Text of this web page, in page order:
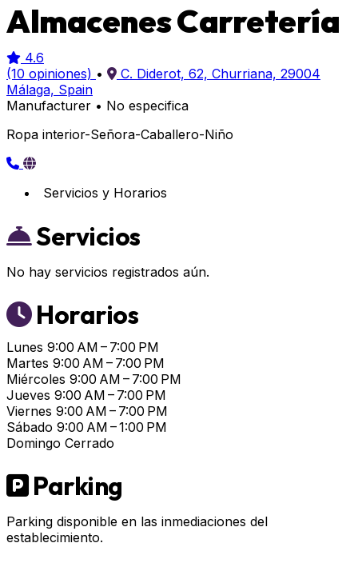
Almacenes Carretería
4.6
(10 opiniones) •
C. Diderot, 62, Churriana, 29004
Málaga, Spain
Manufacturer • No especifica
Ropa interior-Señora-Caballero-Niño
Servicios y Horarios
Servicios
No hay servicios registrados aún.
Horarios
Lunes 9:00 AM – 7:00 PM
Martes 9:00 AM – 7:00 PM
Miércoles 9:00 AM – 7:00 PM
Jueves 9:00 AM – 7:00 PM
Viernes 9:00 AM – 7:00 PM
Sábado 9:00 AM – 1:00 PM
Domingo Cerrado
Parking
Parking disponible en las inmediaciones del
establecimiento.